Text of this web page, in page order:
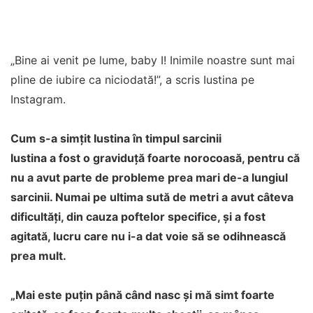
„Bine ai venit pe lume, baby I! Inimile noastre sunt mai
pline de iubire ca niciodată!”, a scris Iustina pe
Instagram.
Cum s-a simțit Iustina în timpul sarcinii
Iustina a fost o graviduță foarte norocoasă, pentru că
nu a avut parte de probleme prea mari de-a lungiul
sarcinii. Numai pe ultima sută de metri a avut câteva
dificultăți, din cauza poftelor specifice, și a fost
agitată, lucru care nu i-a dat voie să se odihnească
prea mult.
„Mai este puțin până când nasc și mă simt foarte